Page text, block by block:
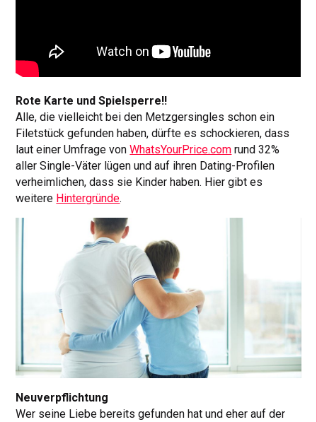
Rote Karte und Spielsperre!!
Alle, die vielleicht bei den Metzgersingles schon ein
Filetstück gefunden haben, dürfte es schockieren, dass
laut einer Umfrage vonWhatsYourPrice.com rund 32%
aller Single-Väter lügen und auf ihren Dating-Profilen
verheimlichen, dass sie Kinder haben. Hier gibt es
weitere Hintergründe.
Neuverpflichtung
Wer seine Liebe bereits gefunden hat und eher auf der